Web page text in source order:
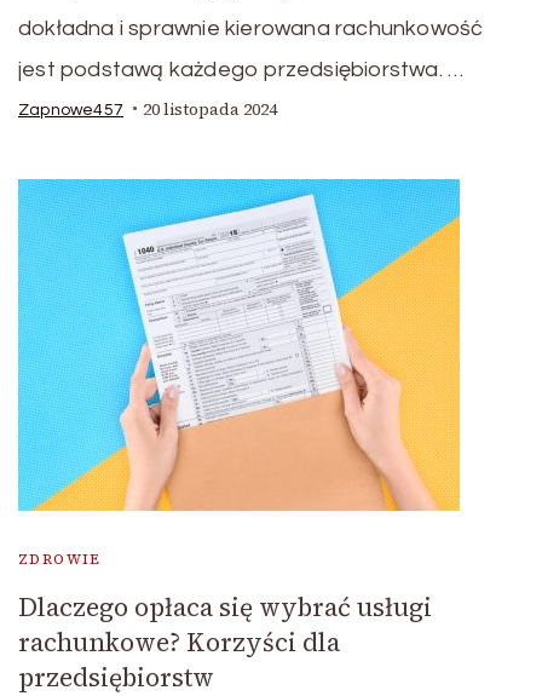
dokładna i sprawnie kierowana rachunkowość
jest podstawą każdego przedsiębiorstwa. …
Zapnowe457 20 listopada 2024
ZDROWIE
Dlaczego opłaca się wybrać usługi
rachunkowe? Korzyści dla
przedsiębiorstw